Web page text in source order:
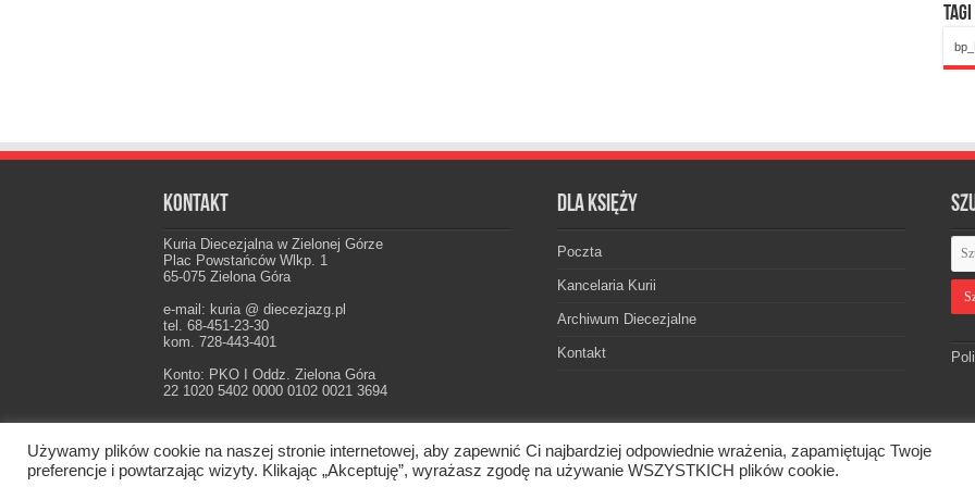
Tagi
Kontakt
Kuria Diecezjalna w Zielonej Górze
Plac Powstańców Wlkp. 1
65-075 Zielona Góra
e-mail: kuria @ diecezjazg.pl
tel. 68-451-23-30
kom. 728-443-401
Konto: PKO I Oddz. Zielona Góra
22 1020 5402 0000 0102 0021 3694
Dla księży
Poczta
Kancelaria Kurii
Archiwum Diecezjalne
Kontakt
Oficjalna strona Diecezji Zielonogórsko-Gorzowskiej. © 2026. Wszelkie prawa zastrzeżone.
Używamy plików cookie na naszej stronie internetowej, aby zapewnić Ci najbardziej odpowiednie wrażenia, zapamiętując Twoje
preferencje i powtarzając wizyty. Klikając „Akceptuję”, wyrażasz zgodę na używanie WSZYSTKICH plików cookie.